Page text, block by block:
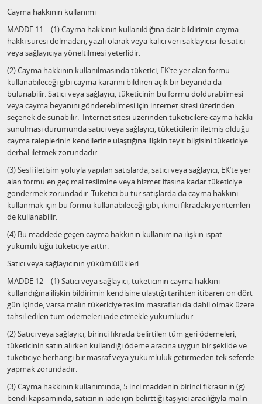
Cayma hakkının kullanımı
MADDE 11 – (1) Cayma hakkının kullanıldığına dair bildirimin cayma
hakkı süresi dolmadan, yazılı olarak veya kalıcı veri saklayıcısı ile satıcı
veya sağlayıcıya yöneltilmesi yeterlidir.
(2) Cayma hakkının kullanılmasında tüketici, EK’te yer alan formu
kullanabileceği gibi cayma kararını bildiren açık bir beyanda da
bulunabilir. Satıcı veya sağlayıcı, tüketicinin bu formu doldurabilmesi
veya cayma beyanını gönderebilmesi için internet sitesi üzerinden
seçenek de sunabilir. İnternet sitesi üzerinden tüketicilere cayma hakkı
sunulması durumunda satıcı veya sağlayıcı, tüketicilerin iletmiş olduğu
cayma taleplerinin kendilerine ulaştığına ilişkin teyit bilgisini tüketiciye
derhal iletmek zorundadır.
(3) Sesli iletişim yoluyla yapılan satışlarda, satıcı veya sağlayıcı, EK’te yer
alan formu en geç mal teslimine veya hizmet ifasına kadar tüketiciye
göndermek zorundadır. Tüketici bu tür satışlarda da cayma hakkını
kullanmak için bu formu kullanabileceği gibi, ikinci fıkradaki yöntemleri
de kullanabilir.
(4) Bu maddede geçen cayma hakkının kullanımına ilişkin ispat
yükümlülüğü tüketiciye aittir.
Satıcı veya sağlayıcının yükümlülükleri
MADDE 12 – (1) Satıcı veya sağlayıcı, tüketicinin cayma hakkını
kullandığına ilişkin bildirimin kendisine ulaştığı tarihten itibaren on dört
gün içinde, varsa malın tüketiciye teslim masrafları da dahil olmak üzere
tahsil edilen tüm ödemeleri iade etmekle yükümlüdür.
(2) Satıcı veya sağlayıcı, birinci fıkrada belirtilen tüm geri ödemeleri,
tüketicinin satın alırken kullandığı ödeme aracına uygun bir şekilde ve
tüketiciye herhangi bir masraf veya yükümlülük getirmeden tek seferde
yapmak zorundadır.
(3) Cayma hakkının kullanımında, 5 inci maddenin birinci fıkrasının (g)
bendi kapsamında, satıcının iade için belirttiği taşıyıcı aracılığıyla malın